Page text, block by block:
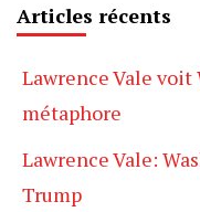
Articles récents
Lawrence Vale
métaphore
Lawrence Vale:
Trump